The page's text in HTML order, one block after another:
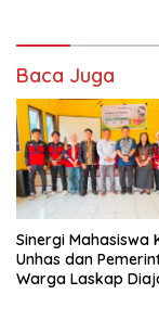
Baca Juga
Sinergi Mahasiswa
Unhas dan
Warga Laskap